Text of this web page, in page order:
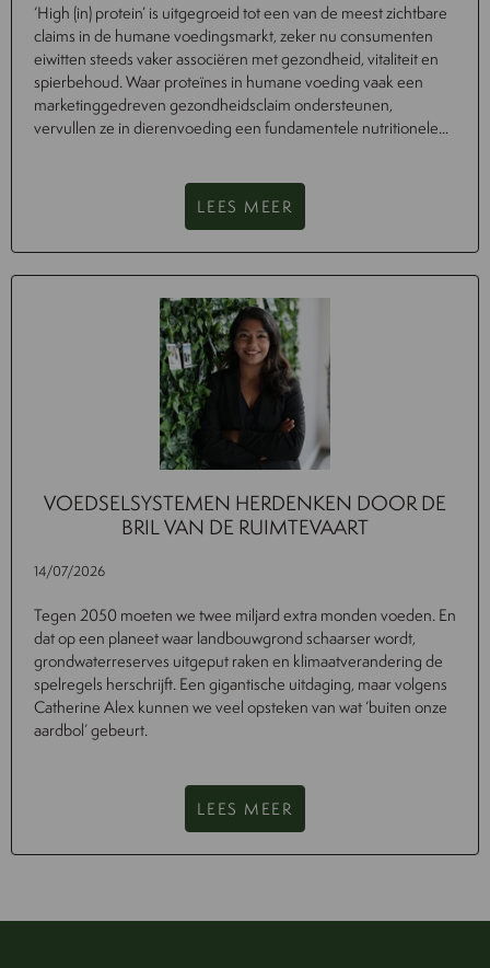
‘High (in) protein’ is uitgegroeid tot een van de meest zichtbare
claims in de humane voedingsmarkt, zeker nu consumenten
eiwitten steeds vaker associëren met gezondheid, vitaliteit en
spierbehoud. Waar proteïnes in humane voeding vaak een
marketinggedreven gezondheidsclaim ondersteunen,
vervullen ze in dierenvoeding een fundamentele nutritionele...
LEES MEER
VOEDSELSYSTEMEN HERDENKEN DOOR DE
BRIL VAN DE RUIMTEVAART
14/07/2026
Tegen 2050 moeten we twee miljard extra monden voeden. En
dat op een planeet waar landbouwgrond schaarser wordt,
grondwaterreserves uitgeput raken en klimaatverandering de
spelregels herschrijft. Een gigantische uitdaging, maar volgens
Catherine Alex kunnen we veel opsteken van wat ‘buiten onze
aardbol’ gebeurt.
LEES MEER